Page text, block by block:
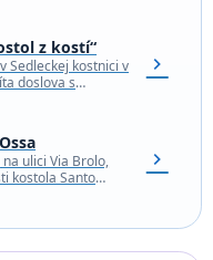
z kostí“
Sedleckej kostnici v
doslova s
chevron_right
ulici Via Brolo,
kostola Santo
chevron_right